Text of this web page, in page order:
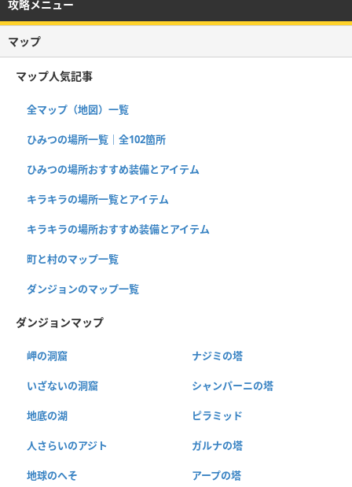
攻略メニュー
マップ
マップ人気記事
全マップ（地図）一覧
ひみつの場所一覧｜全102箇所
ひみつの場所おすすめ装備とアイテム
キラキラの場所一覧とアイテム
キラキラの場所おすすめ装備とアイテム
町と村のマップ一覧
ダンジョンのマップ一覧
ダンジョンマップ
岬の洞窟 ナジミの塔
いざないの洞窟 シャンパーニの塔
地底の湖 ピラミッド
人さらいのアジト ガルナの塔
地球のへそ アープの塔